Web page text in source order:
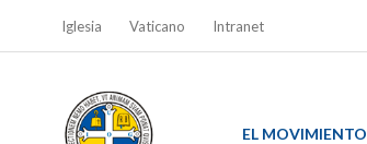
Iglesia Vaticano Intranet
EL MOVIMIENTO